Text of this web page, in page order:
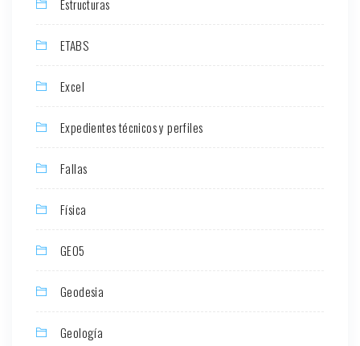
Estructuras
ETABS
Excel
Expedientes técnicos y perfiles
Fallas
Física
GEO5
Geodesia
Geología